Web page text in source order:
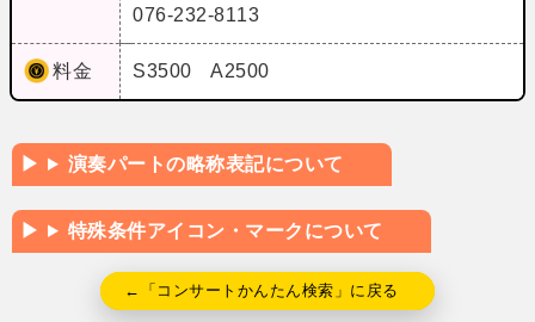
076-232-8113
料金 S3500 A2500
演奏パートの略称表記について
特殊条件アイコン・マークについて
←「コンサートかんたん検索」に戻る